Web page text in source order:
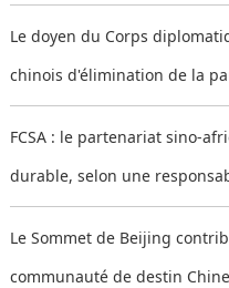
Le doyen du Corps
chinois d'élimination de la
FCSA : le partenariat sino-
durable, selon une
Le Sommet de Beijing
communauté de destin